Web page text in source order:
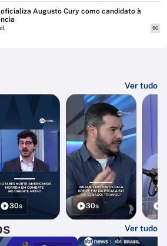
Augusto Cury como candidato à
SC
Ver tudo
30s 30s
Ver tudo